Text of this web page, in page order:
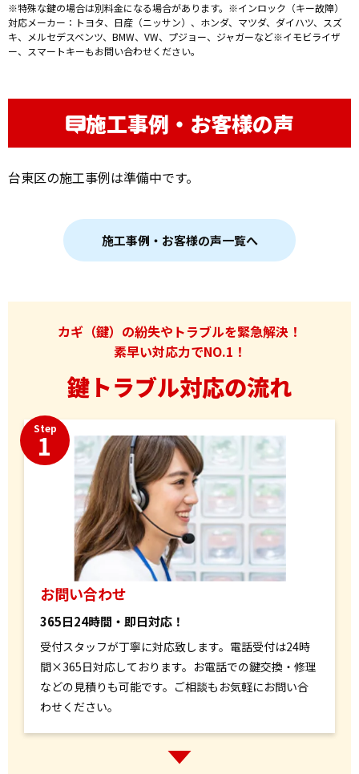
※特殊な鍵の場合は別料金になる場合があります。※インロック（キー故障）
対応メーカー：トヨタ、日産（ニッサン）、ホンダ、マツダ、ダイハツ、スズ
キ、メルセデスベンツ、BMW、VW、プジョー、ジャガーなど※イモビライザ
ー、スマートキーもお問い合わせください。
施工事例・お客様の声
台東区の施工事例は準備中です。
施工事例・お客様の声一覧へ
カギ（鍵）の紛失やトラブルを緊急解決！
素早い対応力でNO.1！
鍵トラブル対応の流れ
Step
1
お問い合わせ
365日24時間・即日対応！
受付スタッフが丁寧に対応致します。電話受付は24時
間×365日対応しております。お電話での鍵交換・修理
などの見積りも可能です。ご相談もお気軽にお問い合
わせください。